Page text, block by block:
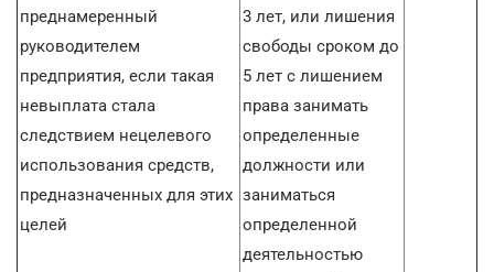
преднамеренный
руководителем
предприятия, если такая
невыплата стала
следствием нецелевого
использования средств,
предназначенных для этих
целей
3 лет, или лишения
свободы сроком до
5 лет с лишением
права занимать
определенные
должности или
заниматься
определенной
деятельностью